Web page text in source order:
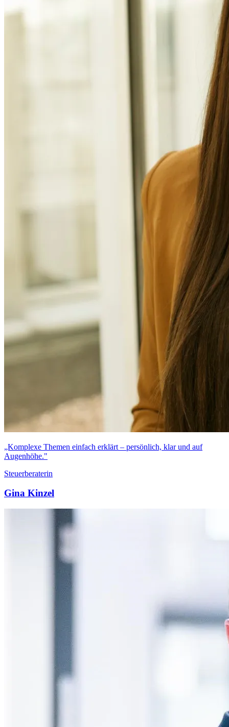
„Komplexe Themen einfach erklärt – persönlich, klar und auf
Augenhöhe."
Steuerberaterin
Gina Kinzel